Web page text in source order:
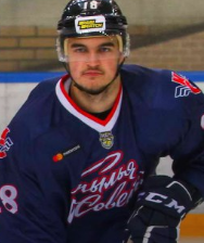
Мамонты Югры
Омские Ястребы
Стальные Лисы
Толпар
Чайка
Дивизион
магазин
МХЛ